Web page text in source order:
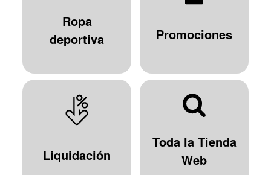
Ropa
deportiva
Promociones
Liquidación
Toda la Tienda
Web